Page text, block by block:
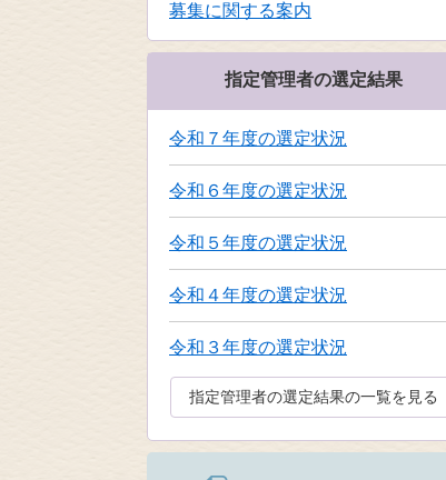
募集に関する案内
指定管理者の選定結果
令和７年度の選定状況
令和６年度の選定状況
令和５年度の選定状況
令和４年度の選定状況
令和３年度の選定状況
指定管理者の選定結果の一覧を見る